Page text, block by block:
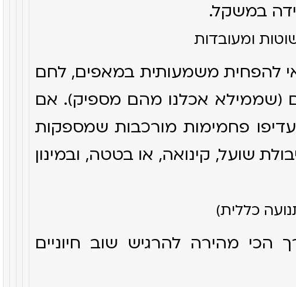
במשקל.
להפחית משמעותית במאפים, לחם
(שממילא אכלנו מהם מספיק). אם
פחמימות מורכבות שמספקות
שועל, קינואה, או בטטה, ובמינון
הכי מהירה להרגיש שוב חיוניים